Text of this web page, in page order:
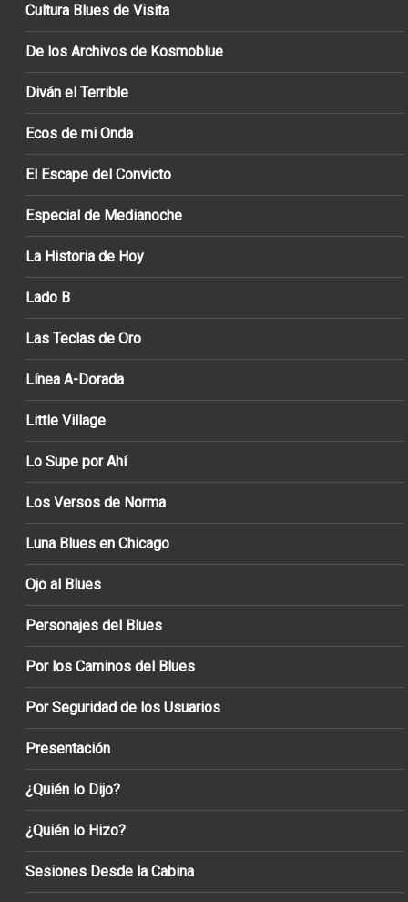
Cultura Blues de Visita
De los Archivos de Kosmoblue
Diván el Terrible
Ecos de mi Onda
El Escape del Convicto
Especial de Medianoche
La Historia de Hoy
Lado B
Las Teclas de Oro
Línea A-Dorada
Little Village
Lo Supe por Ahí
Los Versos de Norma
Luna Blues en Chicago
Ojo al Blues
Personajes del Blues
Por los Caminos del Blues
Por Seguridad de los Usuarios
Presentación
¿Quién lo Dijo?
¿Quién lo Hizo?
Sesiones Desde la Cabina